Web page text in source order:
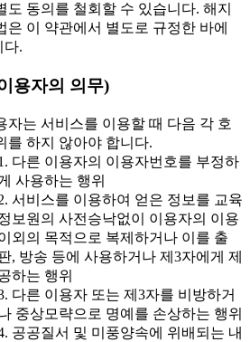
도 동의를 철회할 수 있습니다. 해지
은 이 약관에서 별도로 규정한 바에
다.
용자의 의무)
는 서비스를 이용할 때 다음 각 호
를 하지 않아야 합니다.
다른 이용자의 이용자번호를 부정하
사용하는 행위
서비스를 이용하여 얻은 정보를 교육
보원의 사전승낙없이 이용자의 이용
외의 목적으로 복제하거나 이를 출
, 방송 등에 사용하거나 제3자에게 제
하는 행위
다른 이용자 또는 제3자를 비방하거
중상모략으로 명예를 손상하는 행위
공공질서 및 미풍양속에 위배되는 내